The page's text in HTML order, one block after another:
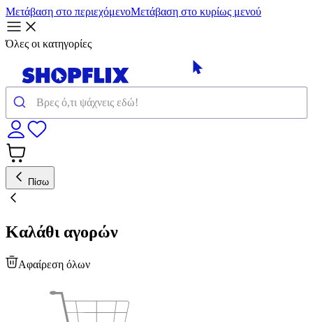
Μετάβαση στο περιεχόμενοΜετάβαση στο κυρίως μενού
Όλες οι κατηγορίες
Πίσω
Καλάθι αγορών
Αφαίρεση όλων